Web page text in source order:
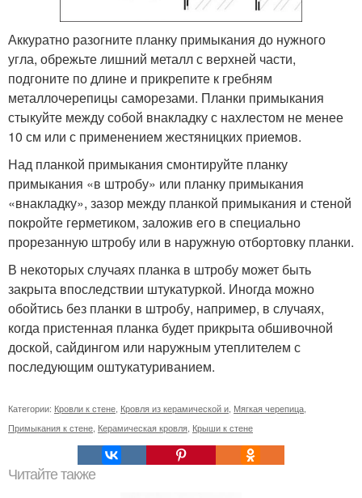
Аккуратно разогните планку примыкания до нужного
угла, обрежьте лишний металл с верхней части,
подгоните по длине и прикрепите к гребням
металлочерепицы саморезами. Планки примыкания
стыкуйте между собой внакладку с нахлестом не менее
10 см или с применением жестяницких приемов.
Над планкой примыкания смонтируйте планку
примыкания «в штробу» или планку примыкания
«внакладку», зазор между планкой примыкания и стеной
покройте герметиком, заложив его в специально
прорезанную штробу или в наружную отбортовку планки.
В некоторых случаях планка в штробу может быть
закрыта впоследствии штукатуркой. Иногда можно
обойтись без планки в штробу, например, в случаях,
когда пристенная планка будет прикрыта обшивочной
доской, сайдингом или наружным утеплителем с
последующим оштукатуриванием.
Категории: Кровли к стене Кровля из керамической и Мягкая черепица
Примыкания к стене Керамическая кровля Крыши к стене
Читайте также